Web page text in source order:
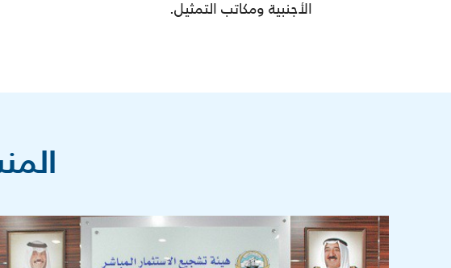
الأجنبية ومكاتب التمثيل.